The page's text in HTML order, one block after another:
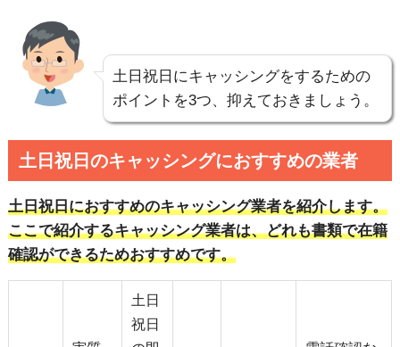
土日祝日にキャッシングをするための
ポイントを3つ、抑えておきましょう。
土日祝日のキャッシングにおすすめの業者
土日祝日におすすめのキャッシング業者を紹介します。
ここで紹介するキャッシング業者は、どれも書類で在籍
確認ができるためおすすめです。
土日
祝日